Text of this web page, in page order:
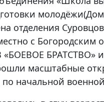
отделения
с Богородским
БРАТСТВО»
масштабные
начальной